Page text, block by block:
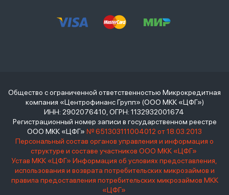
Общество с ограниченной ответственностью Микрокредитная
компания «Центрофинанс Групп» (ООО МКК «ЦФГ»)
ИНН: 2902076410, ОГРН: 1132932001674
Регистрационный номер записи в государственном реестре
ООО МКК «ЦФГ» № 651303111004012 от 18.03.2013
Персональный состав органов управления и информация о
структуре и составе участников ООО МКК «ЦФГ»
Устав МКК «ЦФГ» Информация об условиях предоставления,
использования и возврата потребительских микрозаймов и
правила предоставления потребительских микрозаймов МКК
«ЦФГ»